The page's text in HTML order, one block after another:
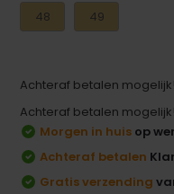
48 49
Achteraf betalen mogelijk!
Achteraf betalen mogelijk!
Morgen in huis op
Achteraf betalen
Gratis verzending